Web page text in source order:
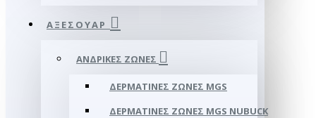
ΑΞΕΣΟΥΑΡ
ΑΝΔΡΙΚΈΣ ΖΏΝΕΣ
ΔΕΡΜΆΤΙΝΕΣ ΖΏΝΕΣ MGS
ΔΕΡΜΆΤΙΝΕΣ ΖΏΝΕΣ MGS NUBUCK